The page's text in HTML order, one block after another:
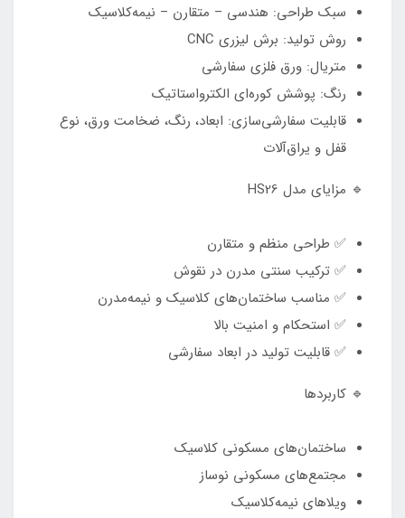
سبک طراحی: هندسی – متقارن – نیمه‌کلاسیک
روش تولید: برش لیزری CNC
متریال: ورق فلزی سفارشی
رنگ: پوشش کوره‌ای الکترواستاتیک
قابلیت سفارشی‌سازی: ابعاد، رنگ، ضخامت ورق، نوع
قفل و یراق‌آلات
🔹 مزایای مدل HS26
✅ طراحی منظم و متقارن
✅ ترکیب سنتی مدرن در نقوش
✅ مناسب ساختمان‌های کلاسیک و نیمه‌مدرن
✅ استحکام و امنیت بالا
✅ قابلیت تولید در ابعاد سفارشی
🔹 کاربردها
ساختمان‌های مسکونی کلاسیک
مجتمع‌های مسکونی نوساز
ویلاهای نیمه‌کلاسیک